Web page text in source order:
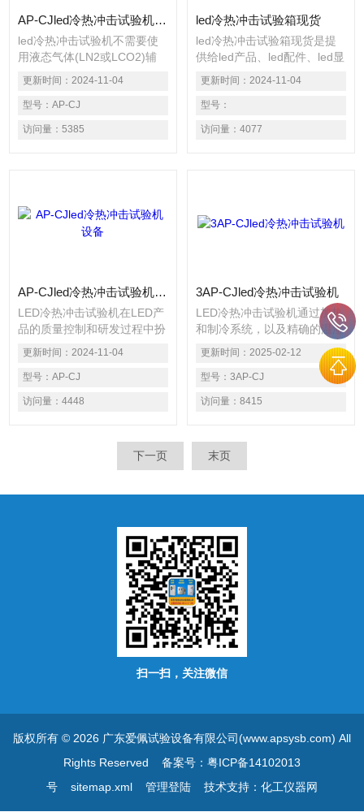
AP-CJled冷热冲击试验机价格
led冷热冲击试验机不需要使
用液态气体(LN2或LCO2)辅
助降温，待测物静止测试方式
是当前电子部品测试、研究、
以及半导体生产线大量适用，
爱佩为客户提供长期可靠的测
试工具。
更新时间： 2024-11-04
型号： AP-CJ
访问量： 5385
led冷热冲击试验箱现货
led冷热冲击试验箱现货是提
供给led产品、led配件、led显
示屏、led灯、led照明、led显
示屏控制器、lled灯泡、led大
功率灯珠、led电子显示屏等
与led相关的产品进行环境模
拟试验，通过冷热循环冲击检
更新时间： 2024-11-04
型号：
访问量： 4077
AP-CJled冷热冲击试验机设备
LED冷热冲击试验机在LED产
品的质量控制和研发过程中扮
演着重要的角色，通过模拟温
度环境，评估LED产品的性能
和可靠性，为产品改进和质量
控制提供了关键支持。
更新时间： 2024-11-04
型号： AP-CJ
访问量： 4448
3AP-CJled冷热冲击试验机
LED冷热冲击试验机通过加热
和制冷系统，以及精确的温湿
度控制装置，快速改变测试区
的温度。从而在极短时间内完
成对产品从低温到高温或从高
温到低温的循环冲击。这种测
试方法基于热膨胀和收缩的物
应用中频繁经历的温度变化。
更新时间： 2025-02-12
型号： 3AP-CJ
访问量： 8415
下一页 末页
扫一扫，关注微信
版权所有 © 2026 广东爱佩试验设备有限公司(www.apsysb.com) All
Rights Reserved 备案号：粤ICP备14102013
号
sitemap.xml 管理登陆技术支持： 化工仪器网